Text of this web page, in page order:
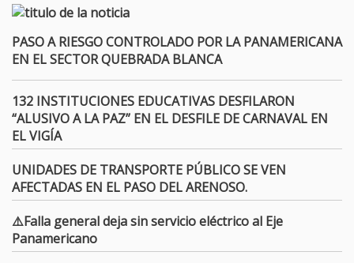
PASO A RIESGO CONTROLADO POR LA PANAMERICANA
EN EL SECTOR QUEBRADA BLANCA
132 INSTITUCIONES EDUCATIVAS DESFILARON
“ALUSIVO A LA PAZ” EN EL DESFILE DE CARNAVAL EN
EL VIGÍA
UNIDADES DE TRANSPORTE PÚBLICO SE VEN
AFECTADAS EN EL PASO DEL ARENOSO.
⚠️Falla general deja sin servicio eléctrico al Eje
Panamericano